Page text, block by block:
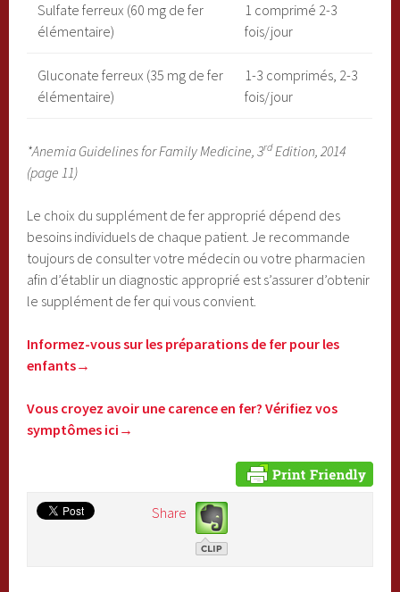
Sulfate ferreux (60 mg de fer
élémentaire)
1 comprimé 2-3
fois/jour
Gluconate ferreux (35 mg de fer
élémentaire)
1-3 comprimés, 2-3
fois/jour
*Anemia Guidelines for Family Medicine, 3rdEdition, 2014
(page 11)
Le choix du supplément de fer approprié dépend des
besoins individuels de chaque patient. Je recommande
toujours de consulter votre médecin ou votre pharmacien
afin d’établir un diagnostic approprié est s’assurer d’obtenir
le supplément de fer qui vous convient.
Informez-vous sur les préparations de fer pour les
enfants→
Vous croyez avoir une carence en fer? Vérifiez vos
symptômes ici→
Share